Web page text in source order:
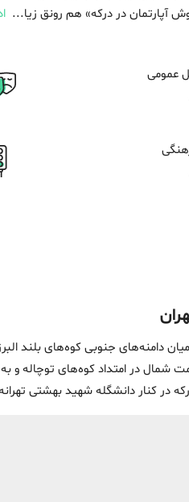
آپارتمان در درکه» هم رونق زیا...
عمومی
دامنه‌های جنوبی کوه‌های بلند
شمال در امتداد کوه‌های توچاله و
کنار دانشگله شهید بهشتی